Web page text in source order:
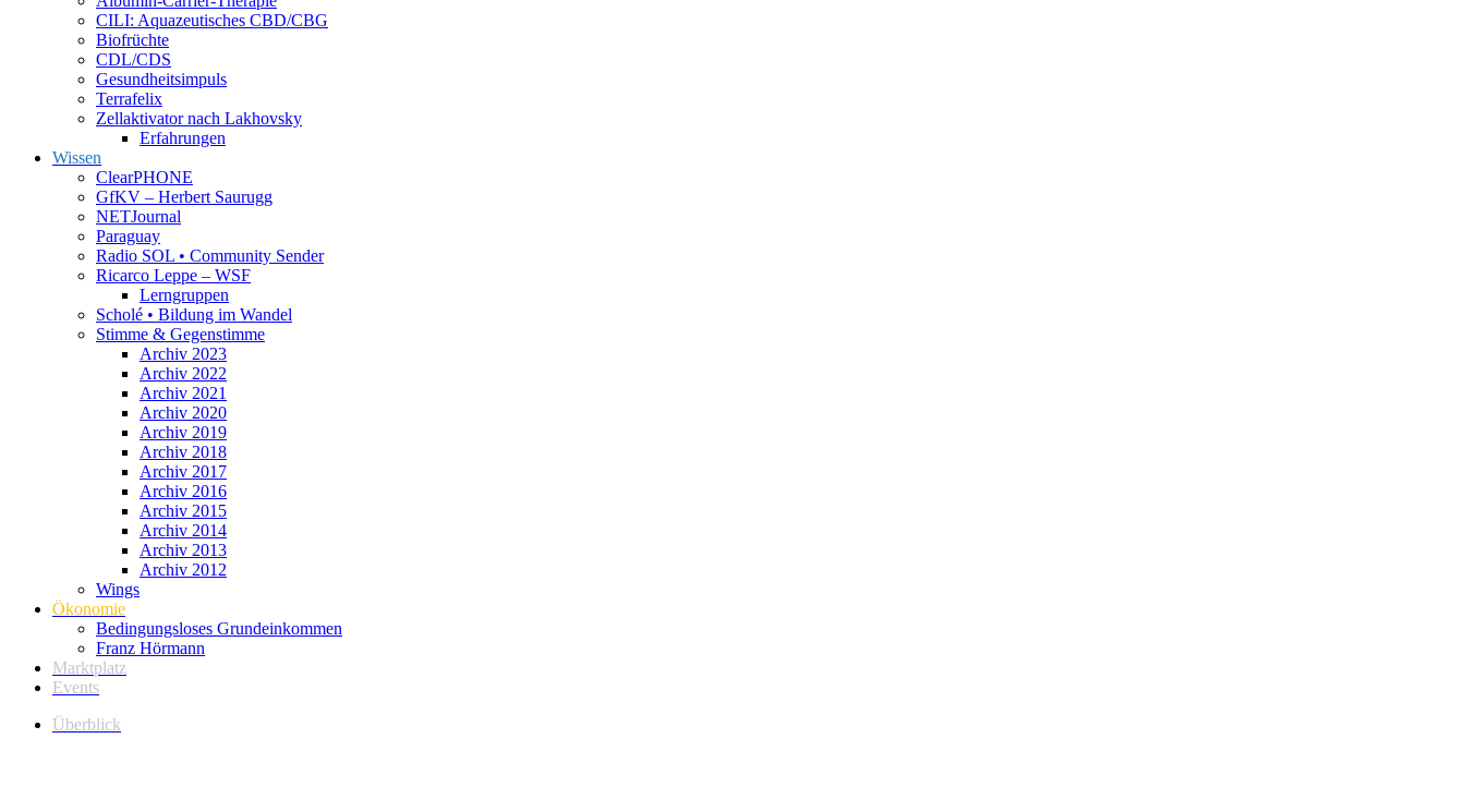
CILI: Aquazeutisches CBD/CBG
Biofrüchte
CDL/CDS
Gesundheitsimpuls
Terrafelix
Zellaktivator nach Lakhovsky
Erfahrungen
Wissen
ClearPHONE
GfKV – Herbert Saurugg
NETJournal
Paraguay
Radio SOL • Community Sender
Ricarco Leppe – WSF
Lerngruppen
Scholé • Bildung im Wandel
Stimme & Gegenstimme
Archiv 2023
Archiv 2022
Archiv 2021
Archiv 2020
Archiv 2019
Archiv 2018
Archiv 2017
Archiv 2016
Archiv 2015
Archiv 2014
Archiv 2013
Archiv 2012
Wings
Ökonomie
Bedingungsloses Grundeinkommen
Franz Hörmann
Marktplatz
Events
Überblick